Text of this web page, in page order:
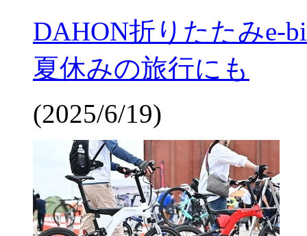
DAHON折りたたみe-
夏休みの旅行にも
(2025/6/19)